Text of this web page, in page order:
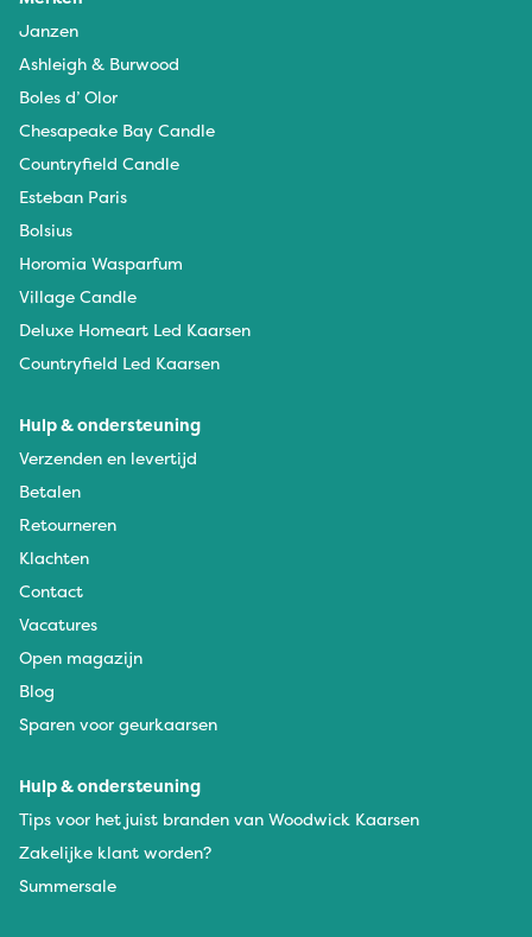
Janzen
Ashleigh & Burwood
Boles d’ Olor
Chesapeake Bay Candle
Countryfield Candle
Esteban Paris
Bolsius
Horomia Wasparfum
Village Candle
Deluxe Homeart Led Kaarsen
Countryfield Led Kaarsen
Hulp & ondersteuning
Verzenden en levertijd
Betalen
Retourneren
Klachten
Contact
Vacatures
Open magazijn
Blog
Sparen voor geurkaarsen
Hulp & ondersteuning
Tips voor het juist branden van Woodwick Kaarsen
Zakelijke klant worden?
Summersale